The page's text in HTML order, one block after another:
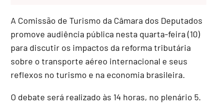
A Comissão de Turismo da Câmara dos Deputados
promove audiência pública nesta quarta-feira (10)
para discutir os impactos da reforma tributária
sobre o transporte aéreo internacional e seus
reflexos no turismo e na economia brasileira.
O debate será realizado às 14 horas, no plenário 5.